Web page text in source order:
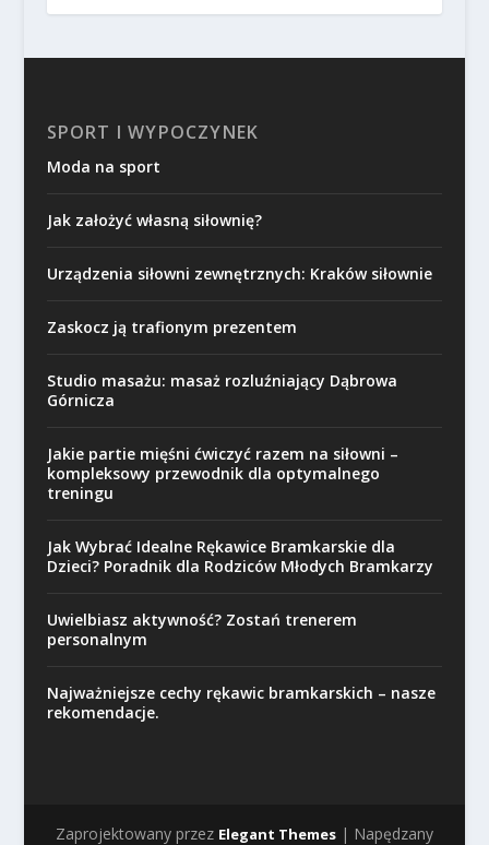
SPORT I WYPOCZYNEK
Moda na sport
Jak założyć własną siłownię?
Urządzenia siłowni zewnętrznych: Kraków siłownie
Zaskocz ją trafionym prezentem
Studio masażu: masaż rozluźniający Dąbrowa
Górnicza
Jakie partie mięśni ćwiczyć razem na siłowni –
kompleksowy przewodnik dla optymalnego
treningu
Jak Wybrać Idealne Rękawice Bramkarskie dla
Dzieci? Poradnik dla Rodziców Młodych Bramkarzy
Uwielbiasz aktywność? Zostań trenerem
personalnym
Najważniejsze cechy rękawic bramkarskich – nasze
rekomendacje.
Zaprojektowany przez Elegant Themes| Napędzany